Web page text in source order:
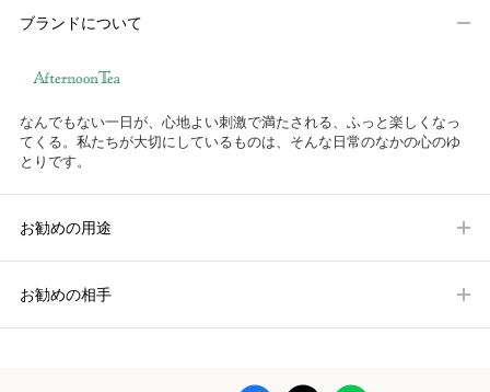
ブランドについて
なんでもない一日が、心地よい刺激で満たされる、ふっと楽しくなっ
てくる。私たちが大切にしているものは、そんな日常のなかの心のゆ
とりです。
お勧めの用途
お勧めの相手